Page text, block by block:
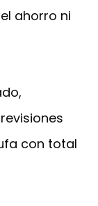
ahorro ni
con total